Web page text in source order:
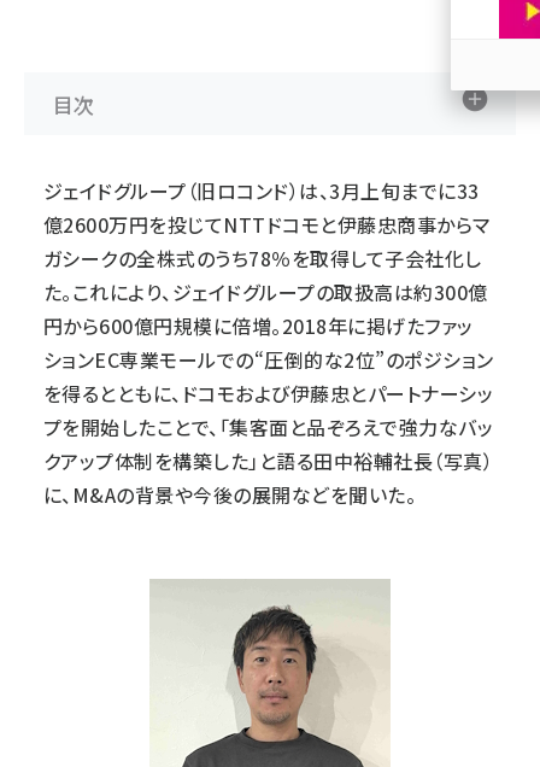
目次
ジェイドグループ（旧ロコンド）は、3月上旬までに33
億2600万円を投じてNTTドコモと伊藤忠商事からマ
ガシークの全株式のうち78％を取得して子会社化し
た。これにより、ジェイドグループの取扱高は約300億
円から600億円規模に倍増。2018年に掲げたファッ
ションEC専業モールでの“圧倒的な2位”のポジション
を得るとともに、ドコモおよび伊藤忠とパートナーシッ
プを開始したことで、「集客面と品ぞろえで強力なバッ
クアップ体制を構築した」と語る田中裕輔社長（写真）
に、M&Aの背景や今後の展開などを聞いた。
参